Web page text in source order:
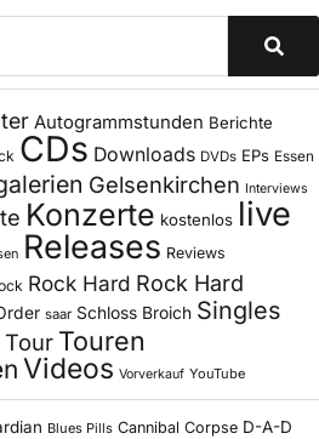
Autogrammstunden Berichte
CDs Downloads DVDs EPs Essen
Gelsenkirchen Interviews
Konzerte kostenlos live
Releases Reviews
Rock Hard Rock Hard
saar Schloss Broich Singles
Tour Touren
Videos Vorverkauf YouTube
Blues Pills Cannibal Corpse D-A-D